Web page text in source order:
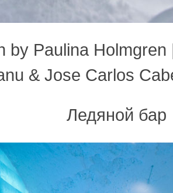
by Paulina
& Jose Carlos
Ледяной бар